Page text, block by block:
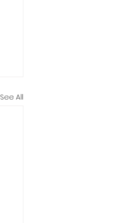
See All